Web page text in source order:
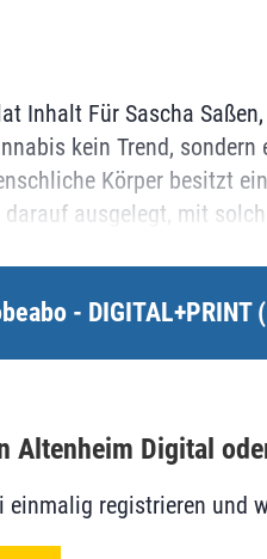
Inhalt Für Sascha
kein Trend,
Körper besitzt
ausgelegt, mit
- DIGITAL+PRINT
Altenheim Digital
registrieren und